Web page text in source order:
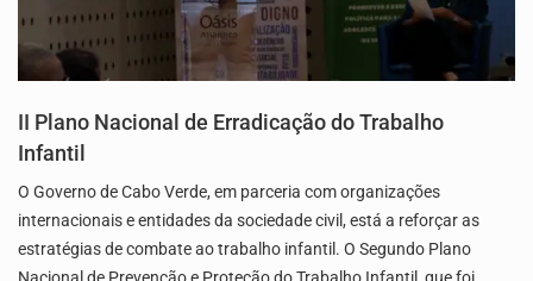
II Plano Nacional de Erradicação do Trabalho
Infantil
O Governo de Cabo Verde, em parceria com organizações
internacionais e entidades da sociedade civil, está a reforçar as
estratégias de combate ao trabalho infantil. O Segundo Plano
Nacional de Prevenção e Proteção do Trabalho Infantil, que foi